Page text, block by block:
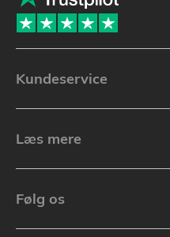
Kundeservice
Læs mere
Følg os